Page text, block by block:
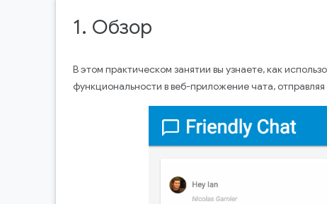
1. Обзор
В этом практическом занятии вы узнаете, как
функциональности в веб-приложение чата,